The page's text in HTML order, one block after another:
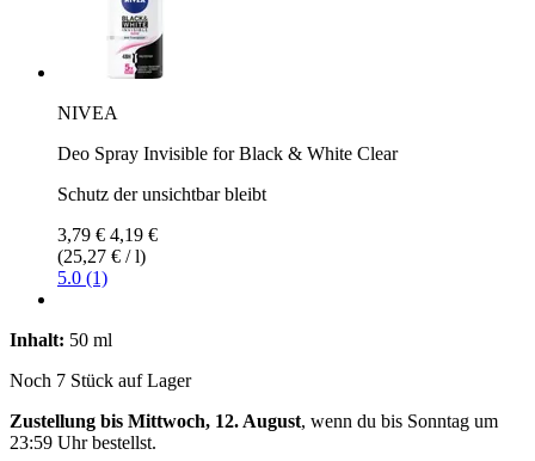
NIVEA
Deo Spray Invisible for Black & White Clear
Schutz der unsichtbar bleibt
3,79 € 4,19 €
(25,27 € / l)
5.0 (1)
Inhalt: 50 ml
Noch 7 Stück auf Lager
Zustellung bis Mittwoch, 12. August, wenn du bis Sonntag um
23:59 Uhrbestellst.